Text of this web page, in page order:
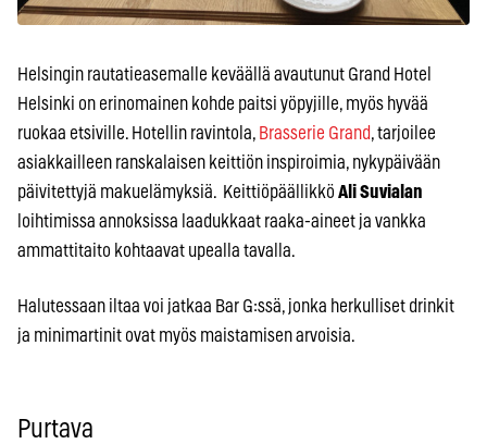
Helsingin rautatieasemalle keväällä avautunut Grand Hotel
Helsinki on erinomainen kohde paitsi yöpyjille, myös hyvää
ruokaa etsiville. Hotellin ravintola, Brasserie Grand, tarjoilee
asiakkailleen ranskalaisen keittiön inspiroimia, nykypäivään
päivitettyjä makuelämyksiä. Keittiöpäällikkö Ali Suvialan
loihtimissa annoksissa laadukkaat raaka-aineet ja vankka
ammattitaito kohtaavat upealla tavalla.
Halutessaan iltaa voi jatkaa Bar G:ssä, jonka herkulliset drinkit
ja minimartinit ovat myös maistamisen arvoisia.
Purtava